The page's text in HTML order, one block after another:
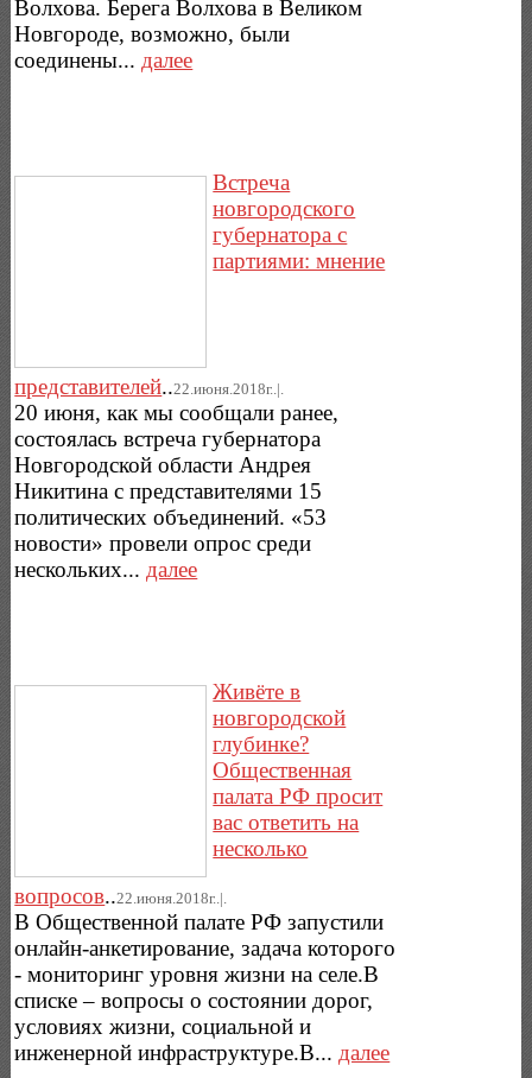
Волхова. Берега Волхова в Великом
Новгороде, возможно, были
соединены... далее
Встреча
новгородского
губернатора с
партиями: мнение
представителей..22.июня.2018г..|.
20 июня, как мы сообщали ранее,
состоялась встреча губернатора
Новгородской области Андрея
Никитина с представителями 15
политических объединений. «53
новости» провели опрос среди
нескольких... далее
Живёте в
новгородской
глубинке?
Общественная
палата РФ просит
вас ответить на
несколько
вопросов..22.июня.2018г..|.
В Общественной палате РФ запустили
онлайн-анкетирование, задача которого
- мониторинг уровня жизни на селе.В
списке – вопросы о состоянии дорог,
условиях жизни, социальной и
инженерной инфраструктуре.В...далее